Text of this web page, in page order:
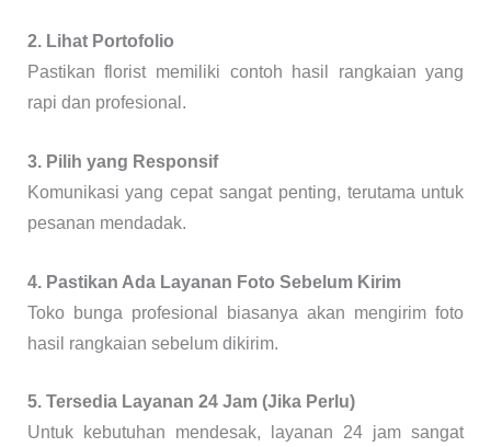
2. Lihat Portofolio
Pastikan florist memiliki contoh hasil rangkaian yang
rapi dan profesional.
3. Pilih yang Responsif
Komunikasi yang cepat sangat penting, terutama untuk
pesanan mendadak.
4. Pastikan Ada Layanan Foto Sebelum Kirim
Toko bunga profesional biasanya akan mengirim foto
hasil rangkaian sebelum dikirim.
5. Tersedia Layanan 24 Jam (Jika Perlu)
Untuk kebutuhan mendesak, layanan 24 jam sangat